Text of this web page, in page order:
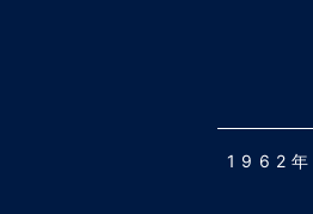
1962年